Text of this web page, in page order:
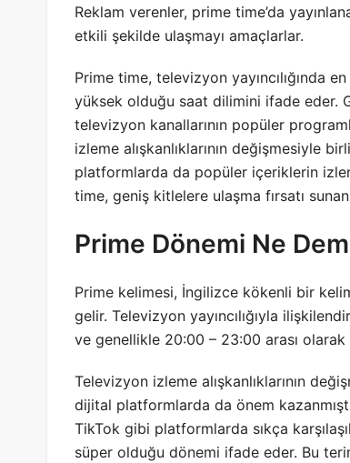
Reklam verenler, prime time’da
etkili şekilde ulaşmayı amaçlarlar.
Prime time, televizyon yayıncılığında
yüksek olduğu saat dilimini ifade eder.
televizyon kanallarının popüler
izleme alışkanlıklarının değişmesiyle
platformlarda da popüler içeriklerin
time, geniş kitlelere ulaşma fırsatı
Prime Dönemi Ne
Prime kelimesi, İngilizce kökenli bir
gelir. Televizyon yayıncılığıyla
ve genellikle 20:00 – 23:00 arası
Televizyon izleme alışkanlıklarının
dijital platformlarda da önem
TikTok gibi platformlarda sıkça
süper olduğu dönemi ifade eder. Bu